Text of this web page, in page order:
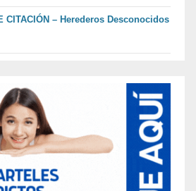
CITACIÓN – Herederos Desconocidos